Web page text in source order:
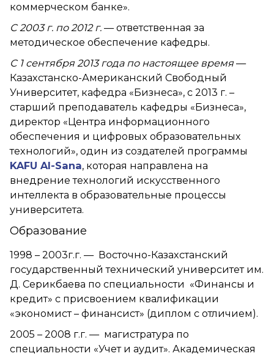
коммерческом банке».
С 2003 г. по 2012 г. — ответственная за
методическое обеспечение кафедры.
С 1 сентября 2013 года по настоящее время—
Казахстанско-Американский Свободный
Университет, кафедра «Бизнеса», с 2013 г. –
старший преподаватель кафедры «Бизнеса»,
директор «Центра информационного
обеспечения и цифровых образовательных
технологий», один из создателей программы
KAFU AI-Sana, которая направлена на
внедрение технологий искусственного
интеллекта в образовательные процессы
университета.
Образование
1998 – 2003г.г. — Восточно-Казахстанский
государственный технический университет им.
Д. Серикбаева по специальности «Финансы и
кредит» с присвоением квалификации
«экономист – финансист» (диплом с отличием).
2005 – 2008 г.г. — магистратура по
специальности «Учет и аудит». Академическая